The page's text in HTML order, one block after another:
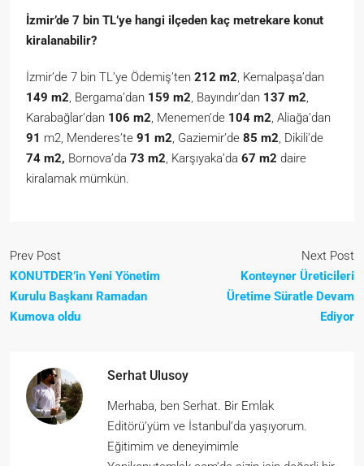
İzmir’de 7 bin TL’ye hangi ilçeden kaç metrekare konut
kiralanabilir?
İzmir’de 7 bin TL’ye Ödemiş’ten 212 m2 , Kemalpaşa’dan
149 m2 , Bergama’dan 159 m2 , Bayındır’dan 137 m2
Karabağlar’dan 106 m2 , Menemen’de 104 m2 , Aliağa’dan
91 m2, Menderes’te 91 m2 , Gaziemir’de 85 m2 , Dikili’de
74 m2, Bornova’da 73 m2 , Karşıyaka’da 67 m2 daire
kiralamak mümkün.
Prev Post
KONUTDER’in Yeni Yönetim
Kurulu Başkanı Ramadan
Kumova oldu
Next Post
Konteyner Üreticileri
Üretime Süratle Devam
Ediyor
Serhat Ulusoy
Merhaba, ben Serhat. Bir Emlak
Editörü’yüm ve İstanbul’da yaşıyorum.
Eğitimim ve deneyimimle